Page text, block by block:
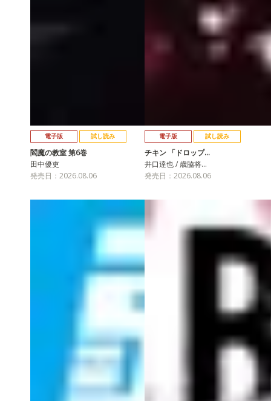
電子版 試し読み
閻魔の教室 第6巻
田中優吏
発売日：2026.08.06
電子版 試し読み
チキン 「ドロップ…
井口達也 / 歳脇将…
発売日：2026.08.06